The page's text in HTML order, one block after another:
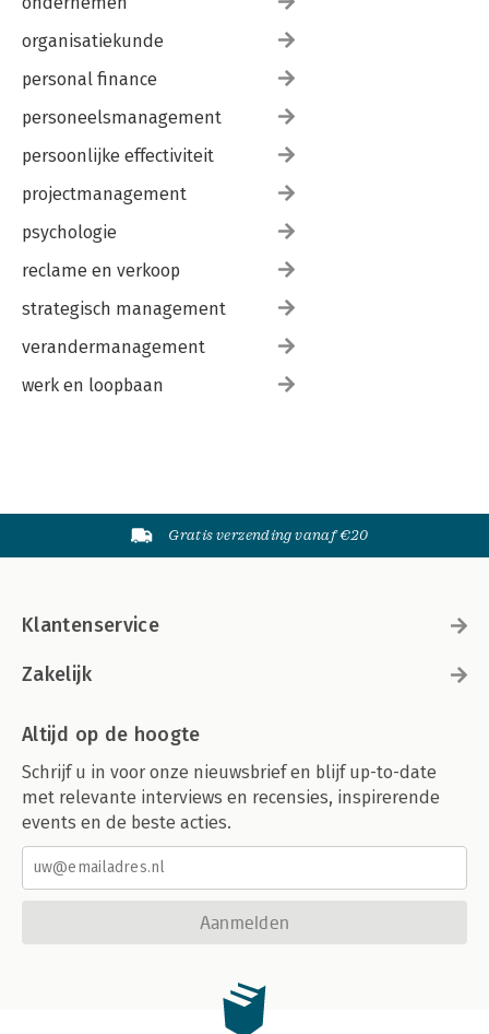
organisatiekunde
personal finance
personeelsmanagement
persoonlijke effectiviteit
projectmanagement
psychologie
reclame en verkoop
strategisch management
verandermanagement
werk en loopbaan
Gratis verzending vanaf €20
Klantenservice
Zakelijk
Altijd op de hoogte
Schrijf u in voor onze nieuwsbrief en blijf up-to-date
met relevante interviews en recensies, inspirerende
events en de beste acties.
Aanmelden